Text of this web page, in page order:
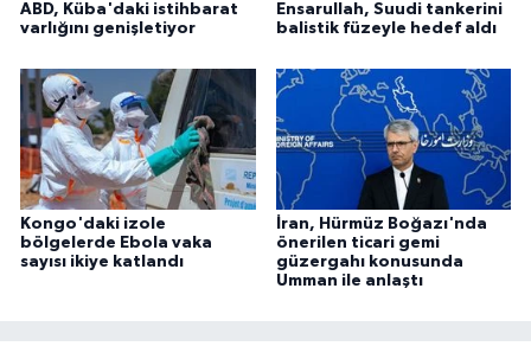
ABD, Küba'daki istihbarat
varlığını genişletiyor
Ensarullah, Suudi tankerini
balistik füzeyle hedef aldı
Kongo'daki izole
bölgelerde Ebola vaka
sayısı ikiye katlandı
İran, Hürmüz Boğazı'nda
önerilen ticari gemi
güzergahı konusunda
Umman ile anlaştı